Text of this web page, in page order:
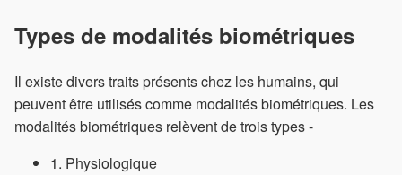
Types de modalités biométriques
Il existe divers traits présents chez les humains, qui
peuvent être utilisés comme modalités biométriques. Les
modalités biométriques relèvent de trois types -
1. Physiologique